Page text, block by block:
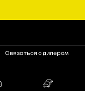
Связаться с дилером